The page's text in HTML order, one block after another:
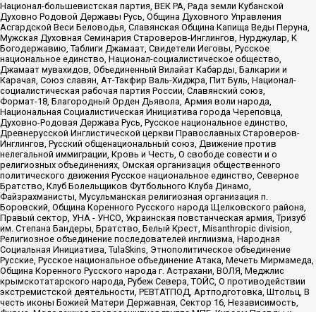
Национал-большевистская партия, ВЕК РА, Рада земли Кубанской
Духовно Родовой Державы Русь, Община Духовного Управления
Асгардской Веси Беловодья, Славянская Община Капища Веды Перуна,
Мужская Духовная Семинария Староверов-Инглингов, Нурджулар, К
Богодержавию, Таблиги Джамаат, Свидетели Иеговы, Русское
национальное единство, Национал-социалистическое общество,
Джамаат мувахидов, Объединенный Вилайат Кабарды, Балкарии и
Карачая, Союз славян, Ат-Такфир Валь-Хиджра, Пит Буль, Национал-
социалистическая рабочая партия России, Славянский союз,
Формат-18, Благородный Орден Дьявола, Армия воли народа,
Национальная Социалистическая Инициатива города Череповца,
Духовно-Родовая Держава Русь, Русское национальное единство,
Древнерусской Инглистической церкви Православных Староверов-
Инглингов, Русский общенациональный союз, Движение против
нелегальной иммиграции, Кровь и Честь, О свободе совести и о
религиозных объединениях, Омская организация общественного
политического движения Русское национальное единство, Северное
Братство, Клуб Болельщиков Футбольного Клуба Динамо,
Файзрахманисты, Мусульманская религиозная организация п.
Боровский, Община Коренного Русского народа Щелковского района,
Правый сектор, УНА - УНСО, Украинская повстанческая армия, Тризуб
им. Степана Бандеры, Братство, Белый Крест, Misanthropic division,
Религиозное объединение последователей инглиизма, Народная
Социальная Инициатива, TulaSkins, Этнополитическое объединение
Русские, Русское национальное объединение Атака, Мечеть Мирмамеда,
Община Коренного Русского народа г. Астрахани, ВОЛЯ, Меджлис
крымскотатарского народа, Рубеж Севера, ТОЙС, О противодействии
экстремистской деятельности, РЕВТАТПОД, Артподготовка, Штольц, В
честь иконы Божией Матери Державная, Сектор 16, Независимость,